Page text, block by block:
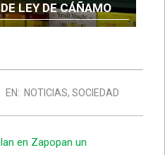
LEY DE CÁÑAMO
EN: NOTICIAS, SOCIEDAD
en Zapopan un